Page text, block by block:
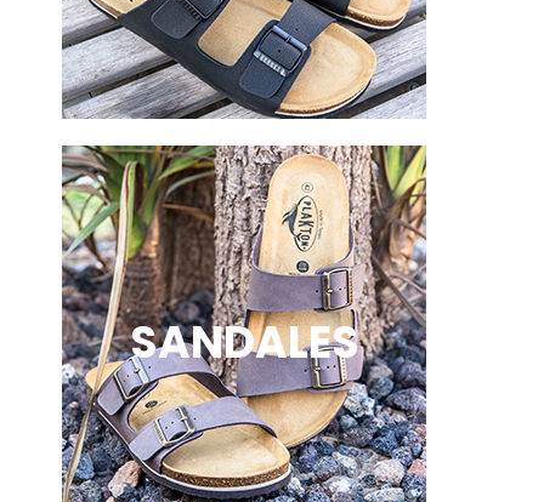
SANDALES